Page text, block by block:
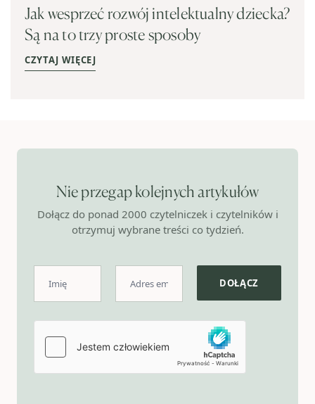
Jak wesprzeć rozwój intelektualny dziecka?
Są na to trzy proste sposoby
CZYTAJ WIĘCEJ
Nie przegap kolejnych artykułów
Dołącz do ponad 2000 czytelniczek i czytelników i
otrzymuj wybrane treści co tydzień.